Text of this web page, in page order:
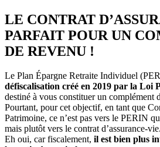
LE CONTRAT
PARFAIT POUR UN
DE REVENU !
Le Plan Épargne Retraite Individuel
défiscalisation créé en 2019 par la Loi
destiné à vous constituer un complément
Pourtant, pour cet objectif, en tant que
Patrimoine, ce n’est pas vers le PERIN
mais plutôt vers le contrat d’assurance-
Eh oui, car fiscalement, il est bien plus